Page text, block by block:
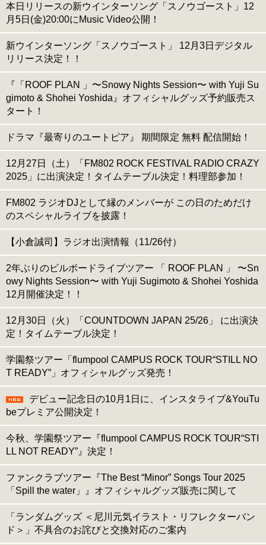
本日リリースの新ウインターソング「スノウゴースト」12
月5日(金)20:00にMusic Video公開！
新ウインターソング「スノウゴースト」 12月3日デジタル
リリース決定！！
『「ROOF PLAN 」〜Snowy Nights Session〜 with Yuji Su
gimoto & Shohei Yoshida』オフィシャルグッズ予約販売ス
タート！
ドラマ『最寄りのユートピア』 期間限定 無料 配信開始！
12月27日（土）「FM802 ROCK FESTIVAL RADIO CRAZY
2025」に出演決定！タイムテーブル決定！料理部参加！
FM802 ラジオDJとして縁のメンバーが この日のためだけ
のスペシャルライブを披露！
【小倉誠司】ラジオ出演情報（11/26付）
2年ぶりのビルボードライブツアー 「 ROOF PLAN 」 〜Sn
owy Nights Session〜 with Yuji Sugimoto & Shohei Yoshida
12月開催決定！！
12月30日（火）「COUNTDOWN JAPAN 25/26」 に出演決
定！タイムテーブル決定！
学園祭ツアー「flumpool CAMPUS ROCK TOUR“STILL NO
T READY”」オフィシャルグッズ発売！
デビュー記念日の10月1日に、インスタライブ&YouTu
beプレミア公開決定！
今秋、学園祭ツアー『flumpool CAMPUS ROCK TOUR“STI
LL NOT READY”』決定！
ファンクラブツアー『The Best “Minor” Songs Tour 2025
「Spill the water」』オフィシャルグッズ販売に関して
「ランダムグッズ ＜尼川元気イラスト・リフレクターバン
ド＞」不具合のお詫びと交換対応のご案内